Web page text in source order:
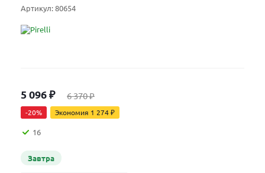
Артикул:80654
5 096₽ 6 370₽
-20% Экономия 1 274₽
16
Завтра